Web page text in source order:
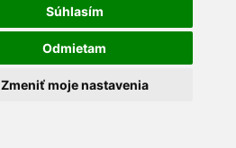
Súhlasím
Odmietam
Zmeniť moje nastavenia